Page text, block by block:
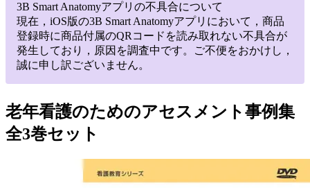
3B Smart Anatomyアプリの不具合について
現在，iOS版の3B Smart Anatomyアプリにおいて，商品
登録時に商品付属のQRコードを読み取れない不具合が
発生しており，原因を調査中です。ご不便をおかけし，
誠に申し訳ございません。
老年看護のためのアセスメント事例集
全3巻セット